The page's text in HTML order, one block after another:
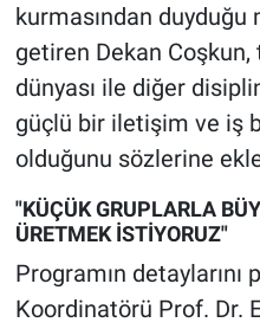
kurmasından
getiren Dekan
dünyası ile diğer
güçlü bir iletişim ve iş
olduğunu sözlerine
"KÜÇÜK GRUPLARLA
ÜRETMEK İSTİYORUZ"
Programın detaylarını
Koordinatörü Prof. Dr.